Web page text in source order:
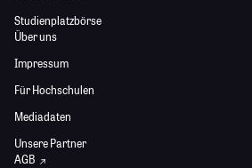
Studienplatzbörse
Über uns
Impressum
Für Hochschulen
Mediadaten
Unsere Partner
AGB